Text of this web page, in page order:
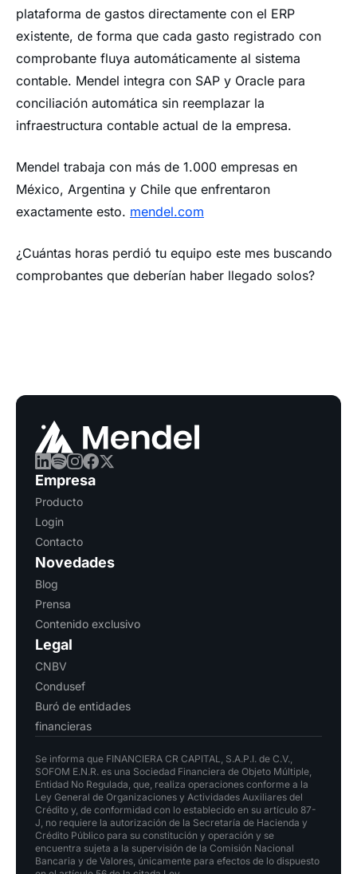
plataforma de gastos directamente con el ERP
existente, de forma que cada gasto registrado con
comprobante fluya automáticamente al sistema
contable. Mendel integra con SAP y Oracle para
conciliación automática sin reemplazar la
infraestructura contable actual de la empresa.
Mendel trabaja con más de 1.000 empresas en
México, Argentina y Chile que enfrentaron
exactamente esto. mendel.com
¿Cuántas horas perdió tu equipo este mes buscando
comprobantes que deberían haber llegado solos?
Empresa
Producto
Login
Contacto
Novedades
Blog
Prensa
Contenido exclusivo
Legal
CNBV
Condusef
Buró de entidades
financieras
Se informa que FINANCIERA CR CAPITAL, S.A.P.I. de C.V.,
SOFOM E.N.R. es una Sociedad Financiera de Objeto Múltiple,
Entidad No Regulada, que, realiza operaciones conforme a la
Ley General de Organizaciones y Actividades Auxiliares del
Crédito y, de conformidad con lo establecido en su artículo 87-
J, no requiere la autorización de la Secretaría de Hacienda y
Crédito Público para su constitución y operación y se
encuentra sujeta a la supervisión de la Comisión Nacional
Bancaria y de Valores, únicamente para efectos de lo dispuesto